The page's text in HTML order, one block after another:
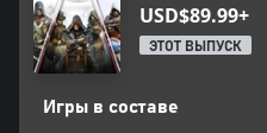
USD$89.99+
ЭТОТ ВЫПУСК
Игры в составе